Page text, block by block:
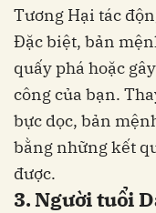
Tương Hại tác
Đặc biệt, bản
quấy phá hoặc
công của bạn.
bực dọc, bản
bằng những kết
được.
3. Người tuổi